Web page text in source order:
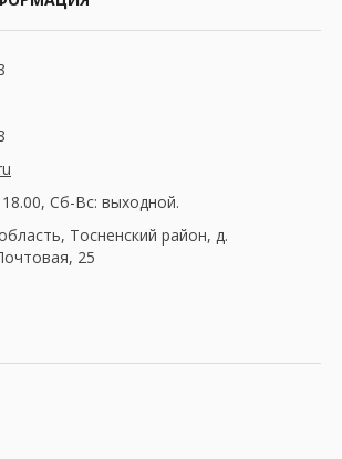
Сб-Вс: выходной.
Тосненский район, д.
25